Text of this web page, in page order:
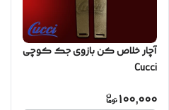
آچار خلاص کن بازوی جک کوچی
Cucci
100,000